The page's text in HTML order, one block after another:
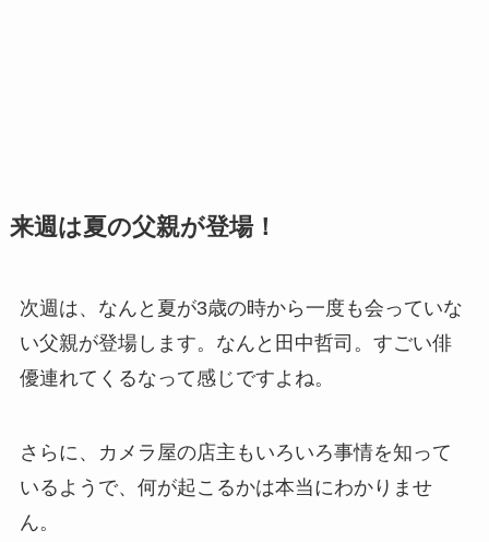
来週は夏の父親が登場！
次週は、なんと夏が3歳の時から一度も会っていな
い父親が登場します。なんと田中哲司。すごい俳
優連れてくるなって感じですよね。
さらに、カメラ屋の店主もいろいろ事情を知って
いるようで、何が起こるかは本当にわかりませ
ん。